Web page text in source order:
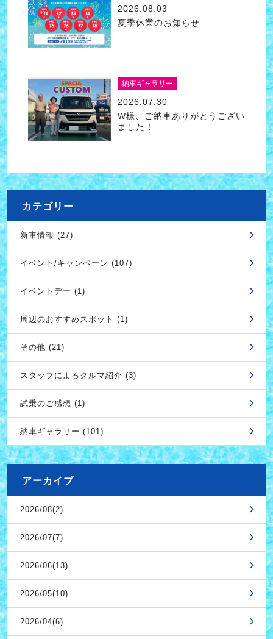
2026.08.03
夏季休業のお知らせ
納車ギャラリー
2026.07.30
W様、ご納車ありがとうござい
ました！
カテゴリー
新車情報 (27)
イベント/キャンペーン (107)
イベントデー (1)
周辺のおすすめスポット (1)
その他 (21)
スタッフによるクルマ紹介 (3)
試乗のご感想 (1)
納車ギャラリー (101)
アーカイブ
2026/08(2)
2026/07(7)
2026/06(13)
2026/05(10)
2026/04(6)